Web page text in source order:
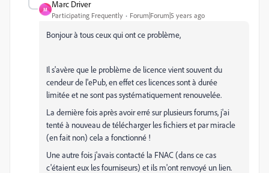
M
Marc Driver
Participating Frequently Forum|Forum|5 years ago
Bonjour à tous ceux qui ont ce problème,
Il s'avère que le problème de licence vient souvent du
cendeur de l'ePub, en effet ces licences sont à durée
limitée et ne sont pas systématiquement renouvelée.
La dernière fois après avoir erré sur plusieurs forums, j'ai
tenté à nouveau de télécharger les fichiers et par miracle
(en fait non) cela a fonctionné !
Une autre fois j'avais contacté la FNAC (dans ce cas
c'étaient eux les fourniseurs) et ils m'ont renvoyé un lien.